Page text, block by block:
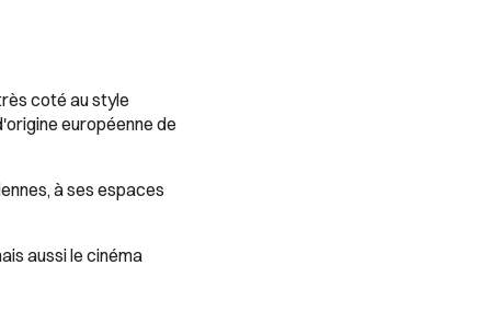
coté au style
européenne de
à ses espaces
aussi le cinéma